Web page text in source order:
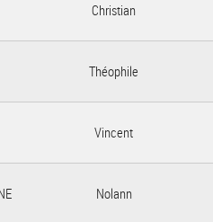
Christian
Théophile
Vincent
Nolann